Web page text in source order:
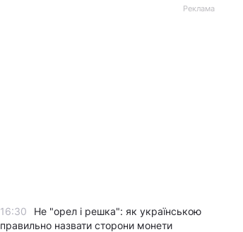
Реклама
16:30
Не "орел і решка": як українською
правильно назвати сторони монети